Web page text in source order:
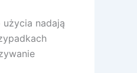
nadają